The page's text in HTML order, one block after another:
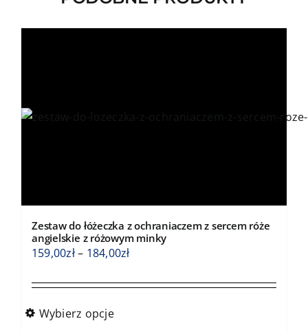
Zestaw do łóżeczka z ochraniaczem z sercem róże
angielskie z różowym minky
159,00zł– 184,00złZakres
od
Wybierz opcje